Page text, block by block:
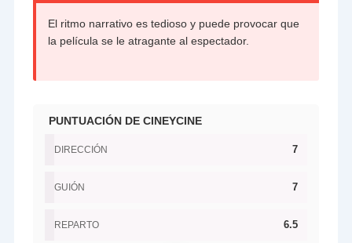
El ritmo narrativo es tedioso y puede provocar que
la película se le atragante al espectador.
PUNTUACIÓN DE CINEYCINE
DIRECCIÓN 7
GUIÓN 7
REPARTO 6.5